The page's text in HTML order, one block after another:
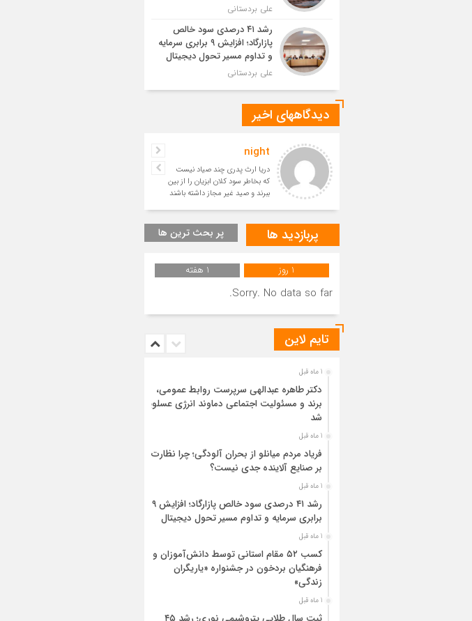
علی بردستانی
رشد ۴۱ درصدی سود خالص
پازارگاد؛ افزایش ۹ برابری سرمایه
و تداوم مسیر تحول دیجیتال
علی بردستانی
دیدگاههای اخیر
night
دریا ارث پدری چند صیاد نیست
که بخاطر سود کلان ابزیان را از بین
ببرند و صید غیر مجاز داشته باشند
پربازدید ها پر بحث ترین ها
1 روز 1 هفته
Sorry. No data so far.
تایم لاین
1 ماه قبل
دکتر طاهره عبدالهی سرپرست روابط عمومی،
برند و مسئولیت اجتماعی دماوند انرژی عسلویه
شد
1 ماه قبل
فریاد مردم میانلو از بحران آلودگی؛ چرا نظارت
بر صنایع آلاینده جدی نیست؟
1 ماه قبل
رشد ۴۱ درصدی سود خالص پازارگاد؛ افزایش ۹
برابری سرمایه و تداوم مسیر تحول دیجیتال
1 ماه قبل
کسب ۵۲ مقام استانی توسط دانش‌آموزان و
فرهنگیان بردخون در جشنواره «یاریگران
زندگی»
1 ماه قبل